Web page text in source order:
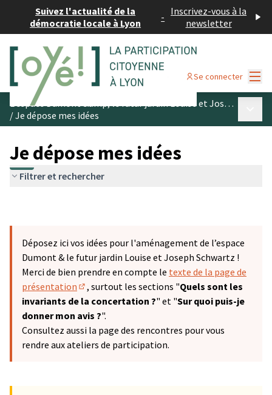
Suivez l'actualité de la
démocratie locale à Lyon
- Inscrivez-vous à la
newsletter
Se connecter
L’espace Dumont &amp; le futur jardin Louise et Joseph Schwartz
/Je dépose mes idées
Je dépose mes idées
Filtrer et rechercher
Déposez ici vos idées pour l'aménagement de l’espace
Dumont & le futur jardin Louise et Joseph Schwartz !
Merci de bien prendre en compte le texte de la page de
présentation
(S'ouvre dans un nouvel onglet)
, surtout les sections "Quels sont les
invariants de la concertation ?" et "Sur quoi puis-je
donner mon avis ?".
Consultez aussi la page des rencontres pour vous
rendre aux ateliers de participation.